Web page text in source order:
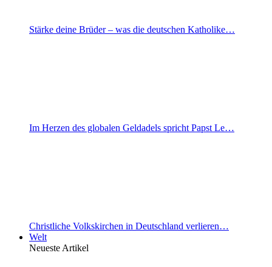
Stärke deine Brüder – was die deutschen Katholike…
Im Herzen des globalen Geldadels spricht Papst Le…
Christliche Volkskirchen in Deutschland verlieren…
Welt
Neueste Artikel